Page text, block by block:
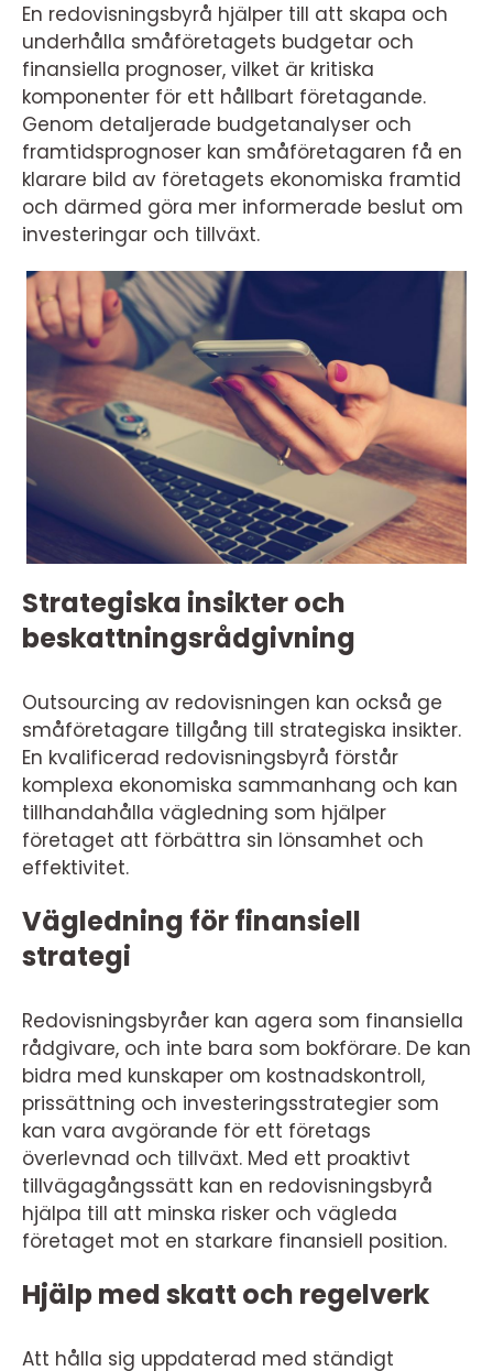
En redovisningsbyrå hjälper till att skapa och
underhålla småföretagets budgetar och
finansiella prognoser, vilket är kritiska
komponenter för ett hållbart företagande.
Genom detaljerade budgetanalyser och
framtidsprognoser kan småföretagaren få en
klarare bild av företagets ekonomiska framtid
och därmed göra mer informerade beslut om
investeringar och tillväxt.
Strategiska insikter och
beskattningsrådgivning
Outsourcing av redovisningen kan också ge
småföretagare tillgång till strategiska insikter.
En kvalificerad redovisningsbyrå förstår
komplexa ekonomiska sammanhang och kan
tillhandahålla vägledning som hjälper
företaget att förbättra sin lönsamhet och
effektivitet.
Vägledning för finansiell
strategi
Redovisningsbyråer kan agera som finansiella
rådgivare, och inte bara som bokförare. De kan
bidra med kunskaper om kostnadskontroll,
prissättning och investeringsstrategier som
kan vara avgörande för ett företags
överlevnad och tillväxt. Med ett proaktivt
tillvägagångssätt kan en redovisningsbyrå
hjälpa till att minska risker och vägleda
företaget mot en starkare finansiell position.
Hjälp med skatt och regelverk
Att hålla sig uppdaterad med ständigt